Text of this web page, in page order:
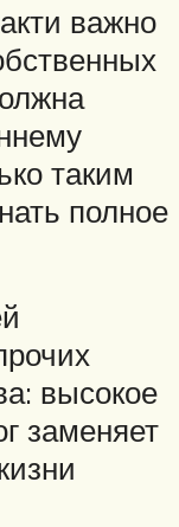
важно
таким
полное
высокое
заменяет